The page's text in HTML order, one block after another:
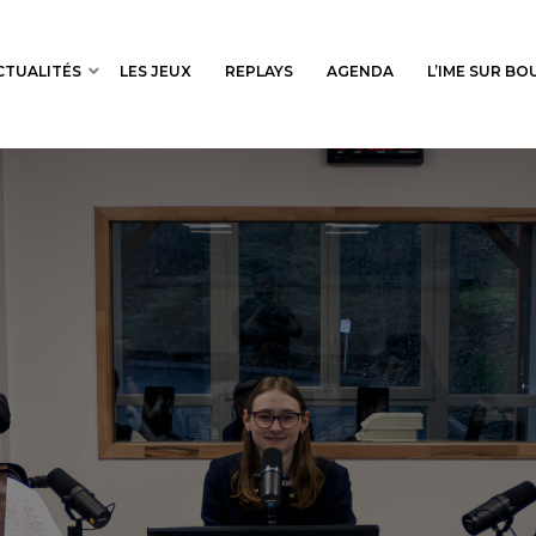
LES JEUX REPLAYS AGENDA L’IME SUR